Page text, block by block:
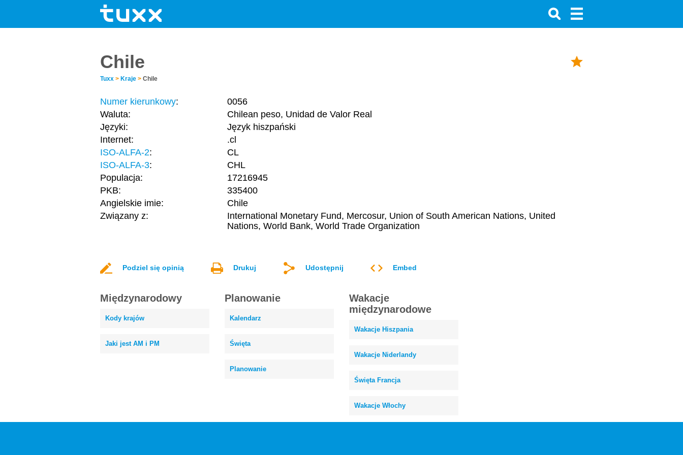
Chile
Tuxx > Kraje > Chile
Numer kierunkowy:
0056
Waluta:
Chilean peso, Unidad de Valor Real
Języki:
Język hiszpański
Internet:
.cl
ISO-ALFA-2:
CL
ISO-ALFA-3:
CHL
Populacja:
17216945
PKB:
335400
Angielskie imie:
Chile
Związany z:
International Monetary Fund, Mercosur, Union of South American Nations, United
Nations, World Bank, World Trade Organization
Podziel się opinią Drukuj Udostępnij Embed
Międzynarodowy
Kody krajów
Jaki jest AM i PM
Planowanie
Kalendarz
Święta
Planowanie
Wakacje
międzynarodowe
Wakacje Hiszpania
Wakacje Niderlandy
Święta Francja
Wakacje Włochy